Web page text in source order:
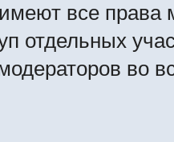
все права
отдельных
во